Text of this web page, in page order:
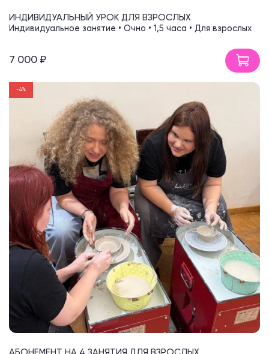
ИНДИВИДУАЛЬНЫЙ УРОК ДЛЯ ВЗРОСЛЫХ
Индивидуальное занятие • Очно • 1,5 часа • Для взрослых
7 000 ₽
-4%